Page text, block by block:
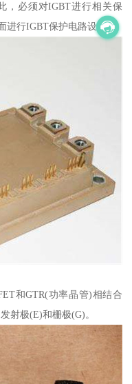
，必须对IGBT进行相关保
进行IGBT保护电路设计。
和GTR(功率晶管)相结合
射极(E)和栅极(G)。